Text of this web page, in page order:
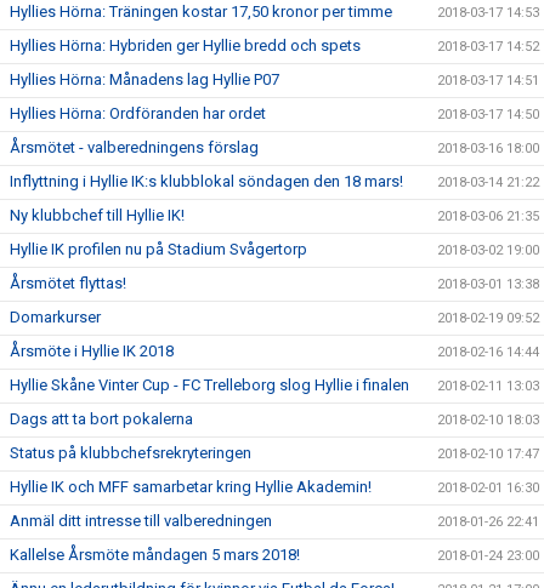
Hyllies Hörna: Träningen kostar 17,50 kronor per timme 2018-03-17 14:53
Hyllies Hörna: Hybriden ger Hyllie bredd och spets 2018-03-17 14:52
Hyllies Hörna: Månadens lag Hyllie P07 2018-03-17 14:51
Hyllies Hörna: Ordföranden har ordet 2018-03-17 14:50
Årsmötet - valberedningens förslag 2018-03-16 18:00
Inflyttning i Hyllie IK:s klubblokal söndagen den 18 mars! 2018-03-14 21:22
Ny klubbchef till Hyllie IK! 2018-03-06 21:35
Hyllie IK profilen nu på Stadium Svågertorp 2018-03-02 19:00
Årsmötet flyttas! 2018-03-01 13:38
Domarkurser 2018-02-19 09:52
Årsmöte i Hyllie IK 2018 2018-02-16 14:44
Hyllie Skåne Vinter Cup - FC Trelleborg slog Hyllie i finalen 2018-02-11 13:03
Dags att ta bort pokalerna 2018-02-10 18:03
Status på klubbchefsrekryteringen 2018-02-10 17:47
Hyllie IK och MFF samarbetar kring Hyllie Akademin! 2018-02-01 16:30
Anmäl ditt intresse till valberedningen 2018-01-26 22:41
Kallelse Årsmöte måndagen 5 mars 2018! 2018-01-24 23:00